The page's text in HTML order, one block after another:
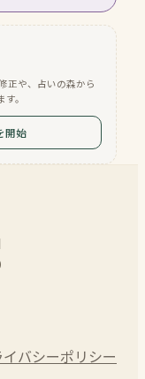
正や、占いの森から
。
開始
イバシーポリシー